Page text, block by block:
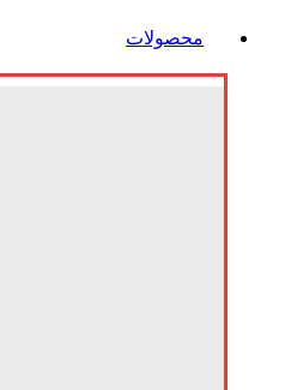
محصولات